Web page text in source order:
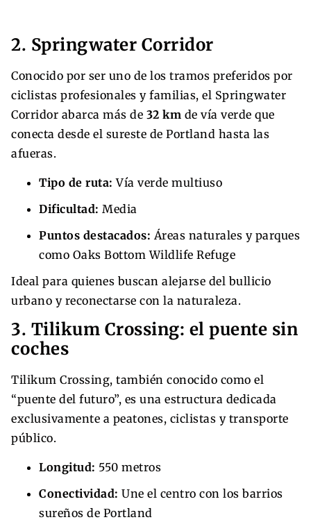
2. Springwater Corridor
Conocido por ser uno de los tramos preferidos por
ciclistas profesionales y familias, el Springwater
Corridor abarca más de 32 km de vía verde que
conecta desde el sureste de Portland hasta las
afueras.
Tipo de ruta: Vía verde multiuso
Dificultad: Media
Puntos destacados: Áreas naturales y parques
como Oaks Bottom Wildlife Refuge
Ideal para quienes buscan alejarse del bullicio
urbano y reconectarse con la naturaleza.
3. Tilikum Crossing: el puente sin
coches
Tilikum Crossing, también conocido como el
“puente del futuro”, es una estructura dedicada
exclusivamente a peatones, ciclistas y transporte
público.
Longitud: 550 metros
Conectividad: Une el centro con los barrios
sureños de Portland